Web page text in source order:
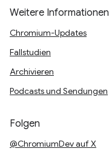
Weitere Informationen
Chromium-Updates
Fallstudien
Archivieren
Podcasts und Sendungen
Folgen
@ChromiumDev auf X